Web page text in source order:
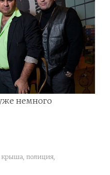
немного
крыша, полиция,